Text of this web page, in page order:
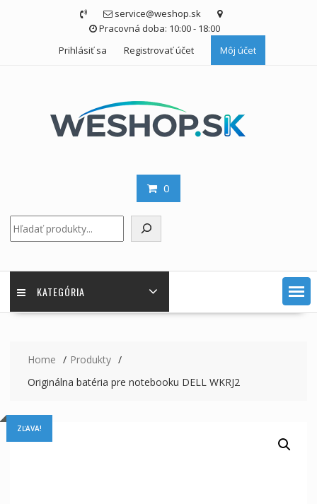
service@weshop.sk
Pracovná doba: 10:00 - 18:00
Prihlásiť sa
Registrovať účet Môj účet
0
KATEGÓRIA
Home
Produkty
Originálna batéria pre notebooku DELL WKRJ2
ZĽAVA!